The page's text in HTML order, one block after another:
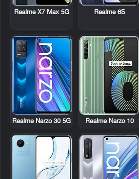
Realme 6S
Realme X7 Max 5G
Realme Narzo 10
Realme Narzo 30 5G